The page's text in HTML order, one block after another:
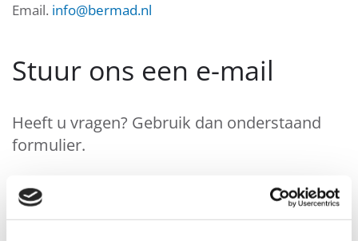
Email. info@bermad.nl
Stuur ons een e-mail
Heeft u vragen? Gebruik dan onderstaand
formulier.